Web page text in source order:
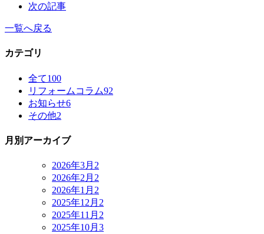
次の記事
一覧へ戻る
カテゴリ
全て100
リフォームコラム92
お知らせ6
その他2
月別アーカイブ
2026年3月 2
2026年2月 2
2026年1月 2
2025年12月 2
2025年11月 2
2025年10月 3